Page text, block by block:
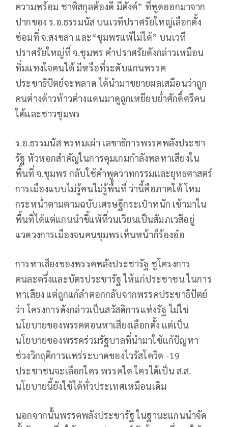
ความพร้อม ชาติสกุลต้องดี มีตังค์” ที่พูดออกมาจาก
ปากของ ร.อ.ธรรมนัส บนเวทีปราศรัยใหญ่เลือกตั้ง
ซ่อมที่ จ.สงขลา และ“ชุมพรแพ้ไม่ได้” บนเวที
ปราศรัยใหญ่ที่ จ.ชุมพร คำปราศรัยดังกล่าวเหมือน
ทิ่มแทงใจคนใต้ มีหรือที่ระดับแกนพรรค
ประชาธิปัตย์จะพลาด ได้นำมาขยายผลเสมือนว่าถูก
คนต่างด้าวท้าวต่างแดนมาดูถูกเหยียบย่ำศักดิ์ศรีคน
ใต้และชาวชุมพร
ร.อ.ธรรมนัส พรหมเผ่า เลขาธิการพรรคพลังประชา
รัฐ หัวหอกสำคัญในการคุมเกมกำลังพลหาเสียงใน
พื้นที่ จ.ชุมพร กลับใช้คำพูดวาทกรรมและยุทธศาสตร์
การเมืองแบบไม่รู้คนไม่รู้พื้นที่ ว่านี้คือภาคใต้ โหม
กระหน่ำตามตามฉบับเศรษฐีกระเป๋าหนัก เข้ามาใน
พื้นที่ได้แต่แกนนำขี้แพ้ที่วนเวียนเป็นสัมภเวสีอยู่
แวดวงการเมืองจนคนชุมพรเห็นหน้าก็ร้องอ๋อ
การหาเสียงของพรรคพลังประชารัฐ ชูโครงการ
คนละครึ่งและบัตรประชารัฐ ให้แก่ประชาชน ในการ
หาเสียง แต่ถูกแก้ลำตอกกลับจากพรรคประชาธิปัตย์
ว่า โครงการดังกล่าวเป็นสวัสดิการแห่งรัฐ ไม่ใช่
นโยบายของพรรคตอนหาเสียงเลือกตั้ง แต่เป็น
นโยบายของพรรคร่วมรัฐบาลที่นำมาใช้แก้ปัญหา
ช่วงวิกฤติการแพร่ระบาดของไวรัสโควิด -19
ประชาชนจะเลือกใคร พรรคใด ใครได้เป็น ส.ส.
นโยบายนี้ยังใช้ได้ทั่วประเทศเหมือนเดิม
นอกจากนั้นพรรคพลังประชารัฐ ในฐานะแกนนำจัด